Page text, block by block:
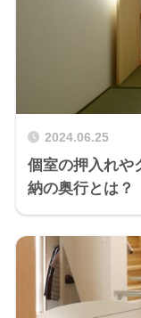
2024.06.25
個室の押入れや
納の奥行とは？